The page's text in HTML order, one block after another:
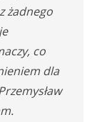
żadnego
co
dla